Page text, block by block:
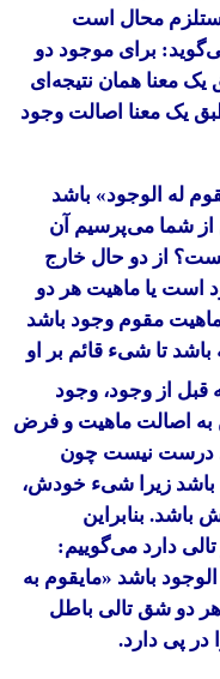
محال است
برای موجود دو
معنا همان نتیجه‌ای
یک معنا اصالت وجود
له الوجود» باشد
شما می‌پرسیم آن
از دو حال خارج
است یا ماهیت هر دو
مقوم وجود باشد
باشد تا شیء قائم بر او
از وجود، وجود
به اصالت ماهیت و فرض
درست نیست چون
زیرا شیء خودش،
بنابراین
دارد می‌گوییم:
باشد «مایقوم به
هر دو شق تالی باطل
در پی دارد.